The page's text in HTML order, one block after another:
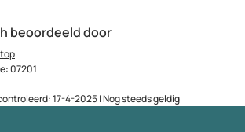
beoordeeld door
07201
17-4-2025 | Nog steeds geldig